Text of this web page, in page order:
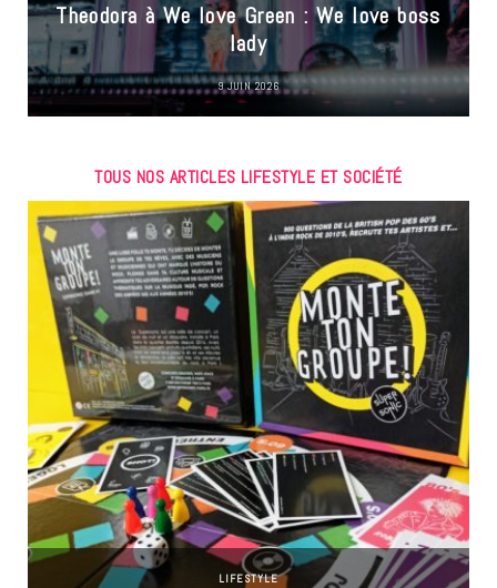
Theodora à We love Green : We love boss
lady
9 JUIN 2026
TOUS NOS ARTICLES LIFESTYLE ET SOCIÉTÉ
LIFESTYLE